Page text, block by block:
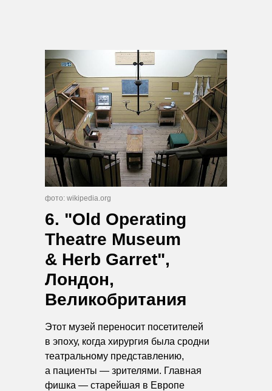
6. "Old Operating
Theatre Museum
& Herb Garret",
Лондон,
Великобритания
Этот музей переносит посетителей
в эпоху, когда хирургия была сродни
театральному представлению,
а пациенты — зрителями. Главная
фишка — старейшая в Европе
фото: wikipedia.org